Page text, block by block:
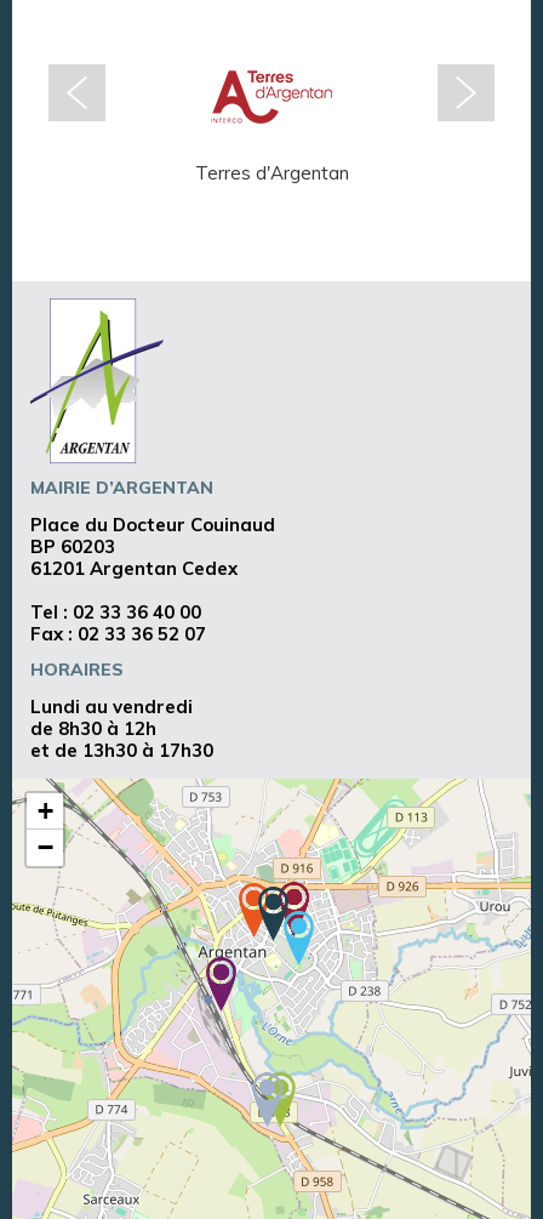
Terres d'Argentan
MAIRIE D’ARGENTAN
Place du Docteur Couinaud
BP 60203
61201 Argentan Cedex
Tel : 02 33 36 40 00
Fax : 02 33 36 52 07
HORAIRES
Lundi au vendredi
de 8h30 à 12h
et de 13h30 à 17h30
+
−